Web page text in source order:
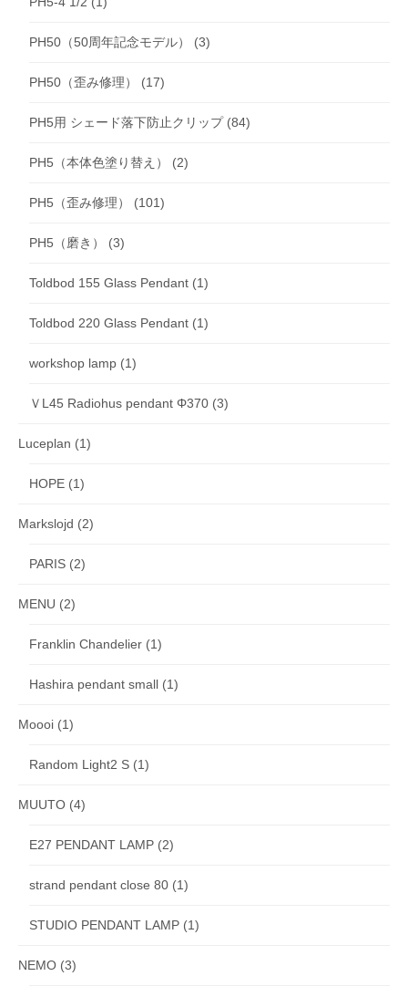
PH50（50周年記念モデル） (3)
PH50（歪み修理） (17)
PH5用 シェード落下防止クリップ(84)
PH5（本体色塗り替え） (2)
PH5（歪み修理） (101)
PH5（磨き） (3)
Toldbod 155 Glass Pendant (1)
Toldbod 220 Glass Pendant (1)
workshop lamp (1)
ＶL45 Radiohus pendant Φ370 (3)
Luceplan (1)
HOPE (1)
Markslojd (2)
PARIS (2)
MENU (2)
Franklin Chandelier (1)
Hashira pendant small (1)
Moooi (1)
Random Light2 S (1)
MUUTO (4)
E27 PENDANT LAMP (2)
strand pendant close 80 (1)
STUDIO PENDANT LAMP (1)
NEMO (3)